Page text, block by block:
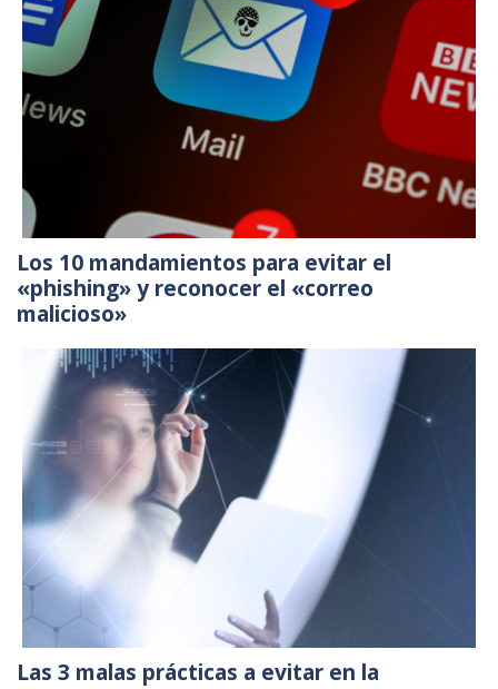
Los 10 mandamientos para evitar el
«phishing» y reconocer el «correo
malicioso»
Las 3 malas prácticas a evitar en la